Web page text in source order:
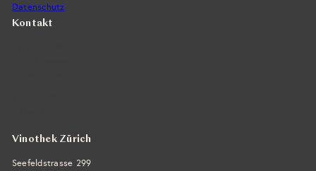
Datenschutz
Kontakt
Vinothek Zürich
Seefeldstrasse 299